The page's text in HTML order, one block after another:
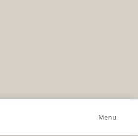
Menu